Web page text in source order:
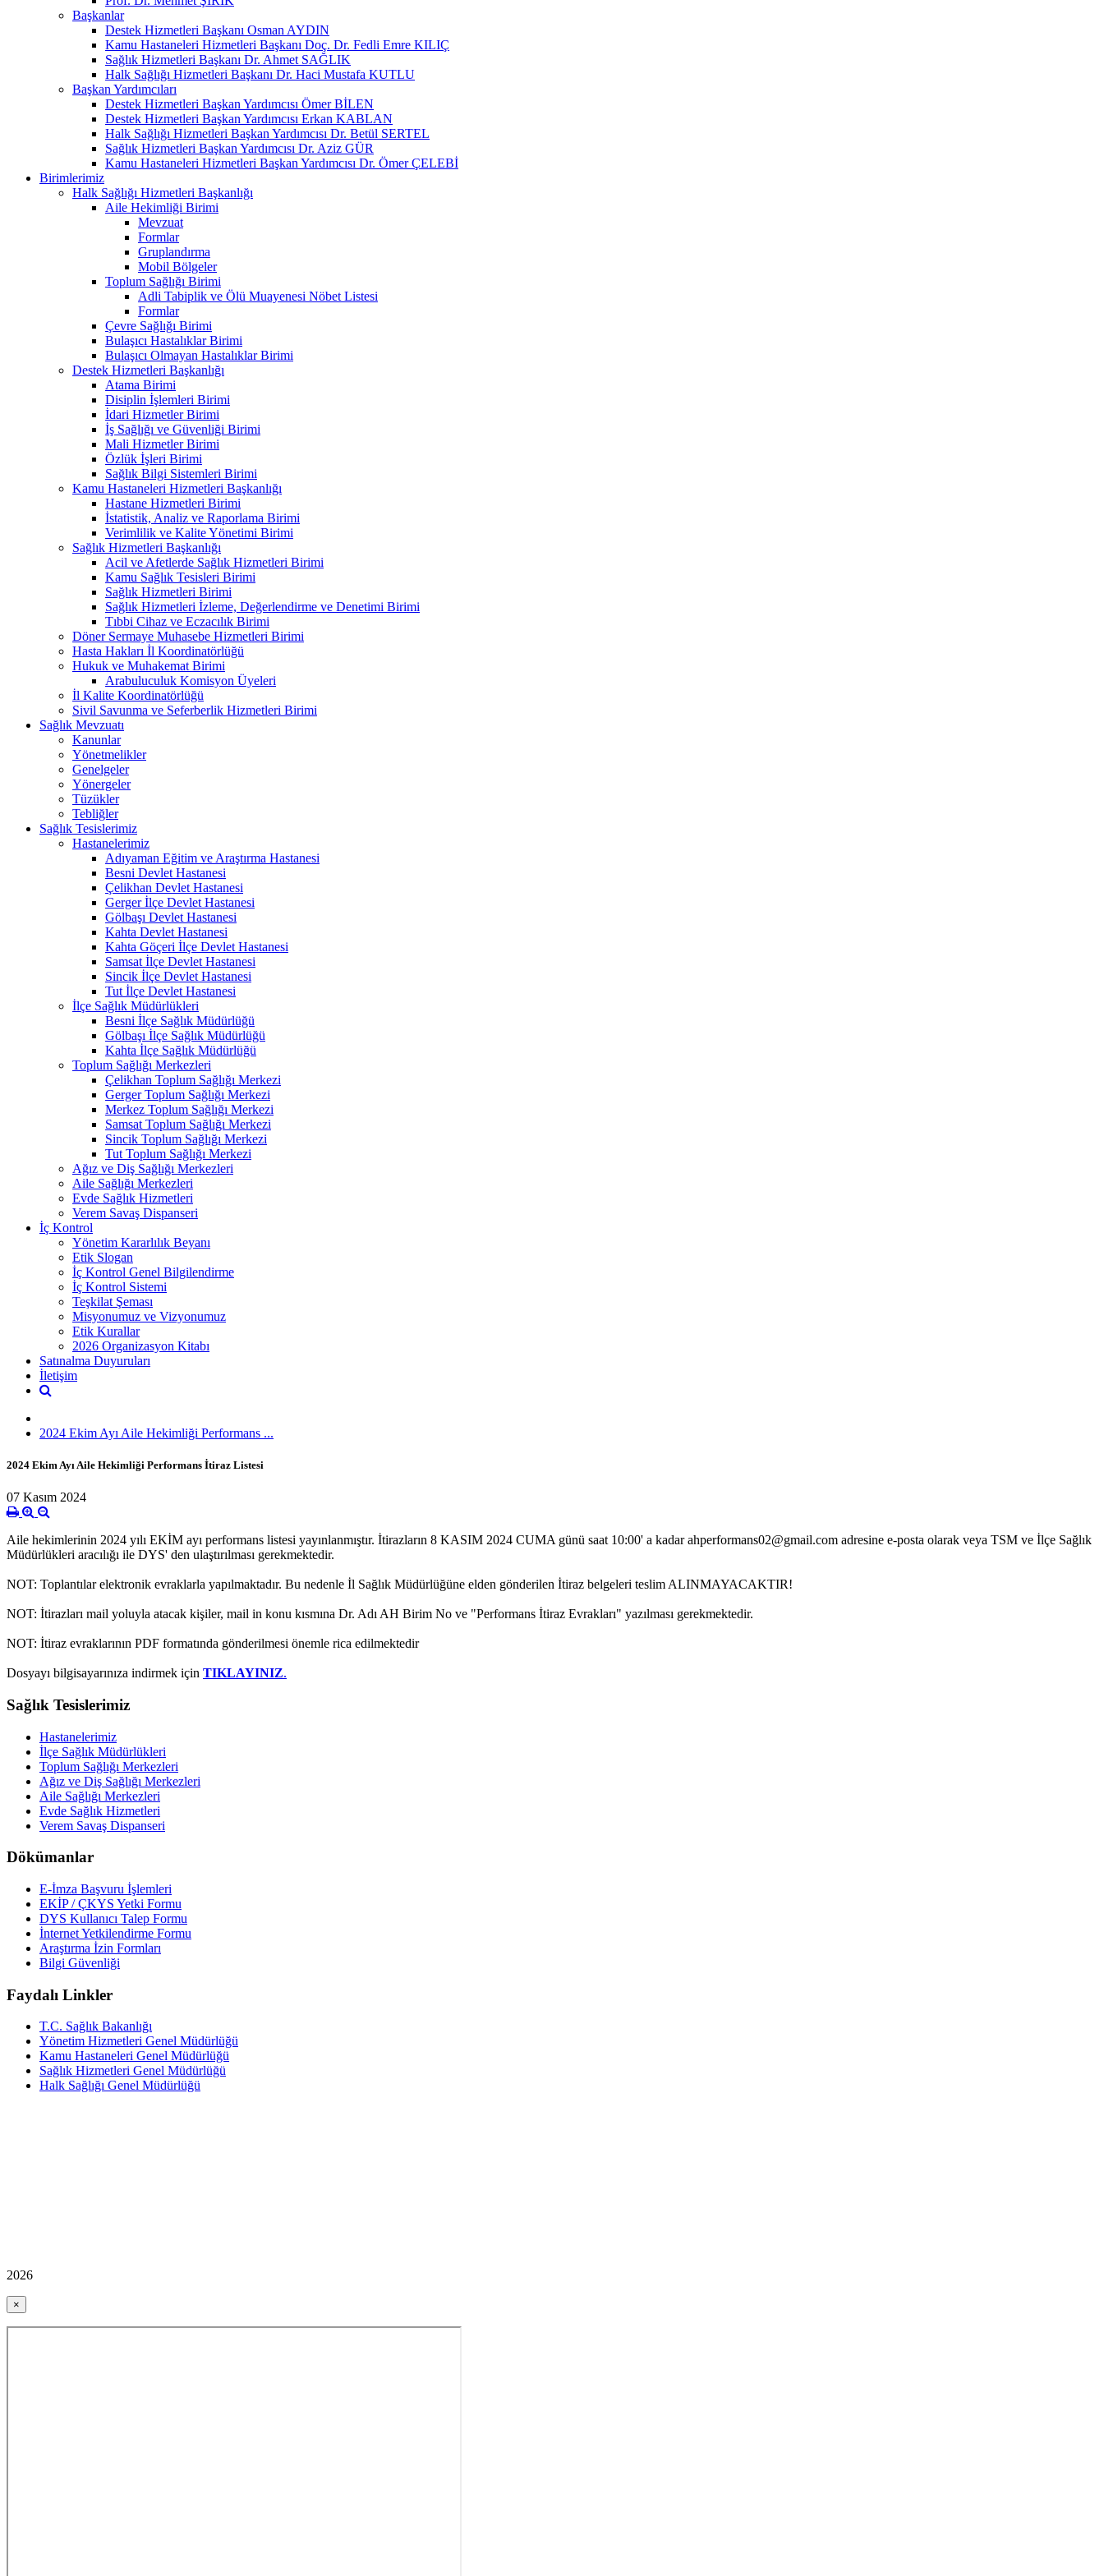
Başkanlar
Destek Hizmetleri Başkanı Osman AYDIN
Kamu Hastaneleri Hizmetleri Başkanı Doç. Dr. Fedli Emre KILIÇ
Sağlık Hizmetleri Başkanı Dr. Ahmet SAĞLIK
Halk Sağlığı Hizmetleri Başkanı Dr. Haci Mustafa KUTLU
Başkan Yardımcıları
Destek Hizmetleri Başkan Yardımcısı Ömer BİLEN
Destek Hizmetleri Başkan Yardımcısı Erkan KABLAN
Halk Sağlığı Hizmetleri Başkan Yardımcısı Dr. Betül SERTEL
Sağlık Hizmetleri Başkan Yardımcısı Dr. Aziz GÜR
Kamu Hastaneleri Hizmetleri Başkan Yardımcısı Dr. Ömer ÇELEBİ
Birimlerimiz
Halk Sağlığı Hizmetleri Başkanlığı
Aile Hekimliği Birimi
Mevzuat
Formlar
Gruplandırma
Mobil Bölgeler
Toplum Sağlığı Birimi
Adli Tabiplik ve Ölü Muayenesi Nöbet Listesi
Formlar
Çevre Sağlığı Birimi
Bulaşıcı Hastalıklar Birimi
Bulaşıcı Olmayan Hastalıklar Birimi
Destek Hizmetleri Başkanlığı
Atama Birimi
Disiplin İşlemleri Birimi
İdari Hizmetler Birimi
İş Sağlığı ve Güvenliği Birimi
Mali Hizmetler Birimi
Özlük İşleri Birimi
Sağlık Bilgi Sistemleri Birimi
Kamu Hastaneleri Hizmetleri Başkanlığı
Hastane Hizmetleri Birimi
İstatistik, Analiz ve Raporlama Birimi
Verimlilik ve Kalite Yönetimi Birimi
Sağlık Hizmetleri Başkanlığı
Acil ve Afetlerde Sağlık Hizmetleri Birimi
Kamu Sağlık Tesisleri Birimi
Sağlık Hizmetleri Birimi
Sağlık Hizmetleri İzleme, Değerlendirme ve Denetimi Birimi
Tıbbi Cihaz ve Eczacılık Birimi
Döner Sermaye Muhasebe Hizmetleri Birimi
Hasta Hakları İl Koordinatörlüğü
Hukuk ve Muhakemat Birimi
Arabuluculuk Komisyon Üyeleri
İl Kalite Koordinatörlüğü
Sivil Savunma ve Seferberlik Hizmetleri Birimi
Sağlık Mevzuatı
Kanunlar
Yönetmelikler
Genelgeler
Yönergeler
Tüzükler
Tebliğler
Sağlık Tesislerimiz
Hastanelerimiz
Adıyaman Eğitim ve Araştırma Hastanesi
Besni Devlet Hastanesi
Çelikhan Devlet Hastanesi
Gerger İlçe Devlet Hastanesi
Gölbaşı Devlet Hastanesi
Kahta Devlet Hastanesi
Kahta Göçeri İlçe Devlet Hastanesi
Samsat İlçe Devlet Hastanesi
Sincik İlçe Devlet Hastanesi
Tut İlçe Devlet Hastanesi
İlçe Sağlık Müdürlükleri
Besni İlçe Sağlık Müdürlüğü
Gölbaşı İlçe Sağlık Müdürlüğü
Kahta İlçe Sağlık Müdürlüğü
Toplum Sağlığı Merkezleri
Çelikhan Toplum Sağlığı Merkezi
Gerger Toplum Sağlığı Merkezi
Merkez Toplum Sağlığı Merkezi
Samsat Toplum Sağlığı Merkezi
Sincik Toplum Sağlığı Merkezi
Tut Toplum Sağlığı Merkezi
Ağız ve Diş Sağlığı Merkezleri
Aile Sağlığı Merkezleri
Evde Sağlık Hizmetleri
Verem Savaş Dispanseri
İç Kontrol
Yönetim Kararlılık Beyanı
Etik Slogan
İç Kontrol Genel Bilgilendirme
İç Kontrol Sistemi
Teşkilat Şeması
Misyonumuz ve Vizyonumuz
Etik Kurallar
2026 Organizasyon Kitabı
Satınalma Duyuruları
İletişim
2024 Ekim Ayı Aile Hekimliği Performans ...
2024 Ekim Ayı Aile Hekimliği Performans İtiraz Listesi
07 Kasım 2024
Aile hekimlerinin 2024 yılı EKİM ayı performans listesi yayınlanmıştır. İtirazların 8 KASIM 2024 CUMA günü saat 10:00' a kadar ahperformans02@gmail.com adresine e-posta olarak veya TSM ve İlçe Sağlık
Müdürlükleri aracılığı ile DYS' den ulaştırılması gerekmektedir.
NOT: Toplantılar elektronik evraklarla yapılmaktadır. Bu nedenle İl Sağlık Müdürlüğüne elden gönderilen İtiraz belgeleri teslim ALINMAYACAKTIR!
NOT: İtirazları mail yoluyla atacak kişiler, mail in konu kısmına Dr. Adı AH Birim No ve "Performans İtiraz Evrakları" yazılması gerekmektedir.
NOT: İtiraz evraklarının PDF formatında gönderilmesi önemle rica edilmektedir
Dosyayı bilgisayarınıza indirmek için TIKLAYINIZ.
Sağlık Tesislerimiz
Hastanelerimiz
İlçe Sağlık Müdürlükleri
Toplum Sağlığı Merkezleri
Ağız ve Diş Sağlığı Merkezleri
Aile Sağlığı Merkezleri
Evde Sağlık Hizmetleri
Verem Savaş Dispanseri
Dökümanlar
E-İmza Başvuru İşlemleri
EKİP / ÇKYS Yetki Formu
DYS Kullanıcı Talep Formu
İnternet Yetkilendirme Formu
Araştırma İzin Formları
Bilgi Güvenliği
Faydalı Linkler
T.C. Sağlık Bakanlığı
Yönetim Hizmetleri Genel Müdürlüğü
Kamu Hastaneleri Genel Müdürlüğü
Sağlık Hizmetleri Genel Müdürlüğü
Halk Sağlığı Genel Müdürlüğü
2026
×